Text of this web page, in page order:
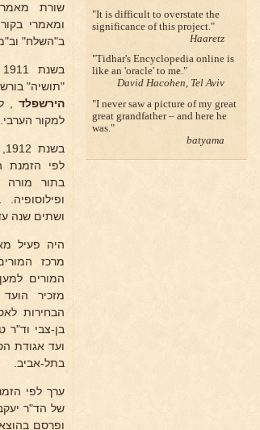
שורת
ומאמרי
ב"השלח"
"תושיה"
הירשפלד ,
למקור הערבי.
לפי הזמנת
בתור מורה
ושתים שנה
היה פעיל
מרכז
המורים
מזכיר
הבחירות
בן-צבי וד"ר
ועד אגודת
בתל-אביב.
ערך לפי
של הד"ר
ופרסם
It is difficult to overstate the
significance of this project.
Haaretz
Tidhar's Encyclopedia online is
like an 'oracle' to me.
David Hacohen, Tel Aviv
I never saw a picture of my great
great grandfather – and here he
was.
batyama